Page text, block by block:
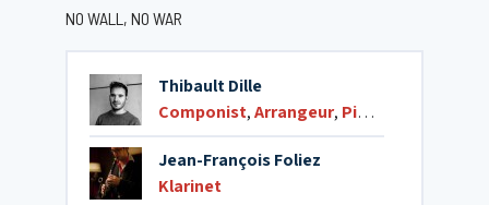
NO WALL, NO WAR
Thibault Dille
Componist,Arrangeur, Piano
Jean-François Foliez
Klarinet